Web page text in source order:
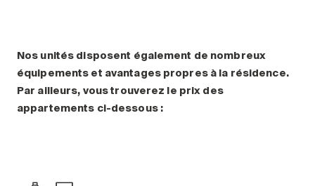
Nos unités disposent également de nombreux
équipements et avantages propres à la résidence.
Par ailleurs, vous trouverez le prix des
appartements ci-dessous :